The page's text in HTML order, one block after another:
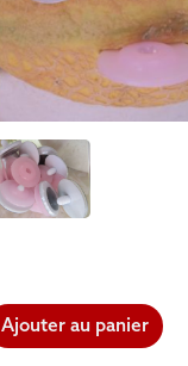
Ajouter au panier